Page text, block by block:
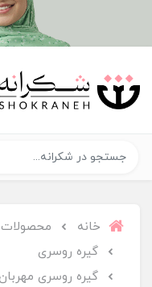
خانه محصولات
گیره روسری
گیره روسری